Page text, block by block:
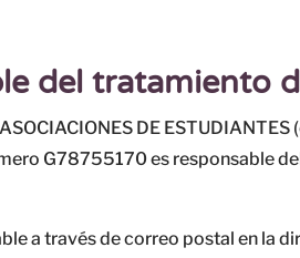
del tratamiento
DE
G78755170 es responsable
a través de correo postal en la